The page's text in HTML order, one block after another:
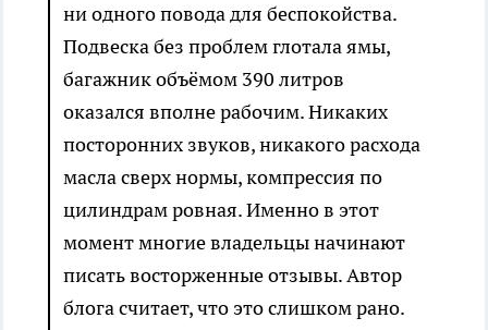
ни одного повода для беспокойства.
Подвеска без проблем глотала ямы,
багажник объёмом 390 литров
оказался вполне рабочим. Никаких
посторонних звуков, никакого расхода
масла сверх нормы, компрессия по
цилиндрам ровная. Именно в этот
момент многие владельцы начинают
писать восторженные отзывы. Автор
блога считает, что это слишком рано.